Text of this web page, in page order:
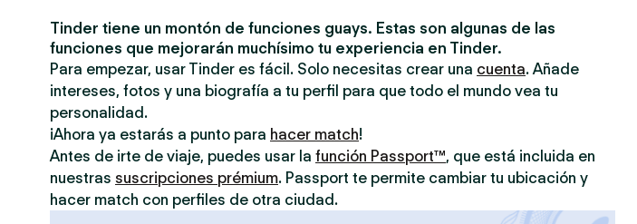
Tinder tiene un montón de funciones guays. Estas son algunas de las
funciones que mejorarán muchísimo tu experiencia en Tinder.
Para empezar, usar Tinder es fácil. Solo necesitas crear una cuenta. Añade
intereses, fotos y una biografía a tu perfil para que todo el mundo vea tu
personalidad.
¡Ahora ya estarás a punto para hacer match!
Antes de irte de viaje, puedes usar la función Passport™, que está incluida en
nuestras suscripciones prémium. Passport te permite cambiar tu ubicación y
hacer match con perfiles de otra ciudad.